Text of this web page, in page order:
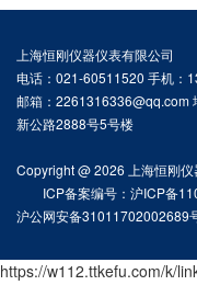
上海恒刚仪器仪表有限公司
电话：021-60511520 手机：
邮箱：2261316336@qq.com
新公路2888号5号楼
Copyright @ 2026 上海恒刚
ICP备案编号：沪ICP备
沪公网安备31011702002689
https://w112.ttkefu.com/k/